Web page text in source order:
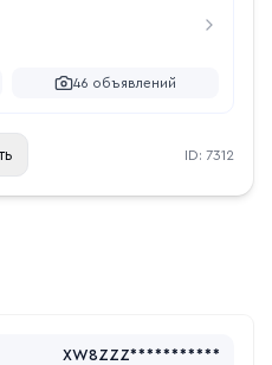
46 объявлений
ID: 7312
XW8ZZZ***********